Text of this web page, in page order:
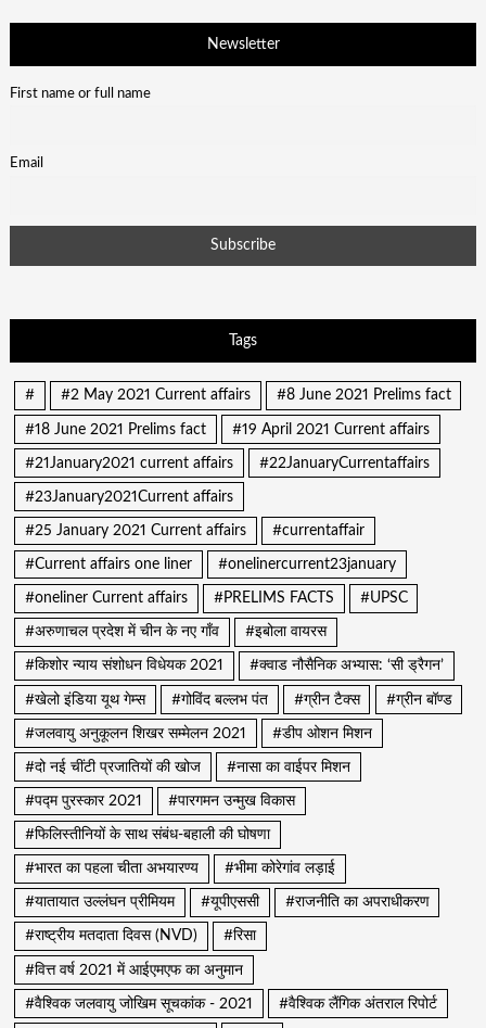
Newsletter
First name or full name
Email
Tags
# #2 May 2021 Current affairs #8 June 2021 Prelims fact
#18 June 2021 Prelims fact #19 April 2021 Current affairs
#21January2021 current affairs #22JanuaryCurrentaffairs
#23January2021Current affairs
#25 January 2021 Current affairs #currentaffair
#Current affairs one liner #onelinercurrent23january
#oneliner Current affairs #PRELIMS FACTS #UPSC
#अरुणाचल प्रदेश में चीन के नए गाँव #इबोला वायरस
#किशोर न्याय संशोधन विधेयक 2021 #क्वाड नौसैनिक अभ्यास: ‘सी ड्रैगन’
#खेलो इंडिया यूथ गेम्स #गोविंद बल्लभ पंत #ग्रीन टैक्स #ग्रीन बॉण्ड
#जलवायु अनुकूलन शिखर सम्मेलन 2021 #डीप ओशन मिशन
#दो नई चींटी प्रजातियों की खोज #नासा का वाईपर मिशन
#पद्म पुरस्कार 2021 #पारगमन उन्मुख विकास
#फिलिस्तीनियों के साथ संबंध-बहाली की घोषणा
#भारत का पहला चीता अभयारण्य #भीमा कोरेगांव लड़ाई
#यातायात उल्लंघन प्रीमियम #यूपीएससी #राजनीति का अपराधीकरण
#राष्ट्रीय मतदाता दिवस (NVD) #रिसा
#वित्त वर्ष 2021 में आईएमएफ का अनुमान
#वैश्विक जलवायु जोखिम सूचकांक - 2021 #वैश्विक लैंगिक अंतराल रिपोर्ट